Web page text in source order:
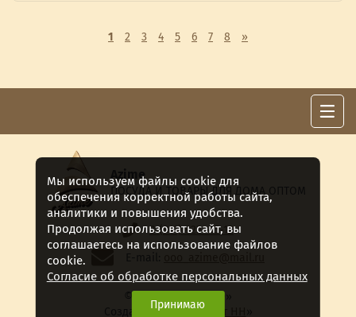
1 2 3 4 5 6 7 8 »
Azime
ПОСУДА И ТОВАРЫ ДЛЯ ДОМА ОПТОМ
8 (911) 922 -15-12
© 2018-2026 «Azime»
Создание сайта - «Сайт НН
Мы используем файлы cookie для
обеспечения корректной работы сайта,
аналитики и повышения удобства.
Продолжая использовать сайт, вы
соглашаетесь на использование файлов
cookie.
Согласие об обработке персональных данных
Принимаю